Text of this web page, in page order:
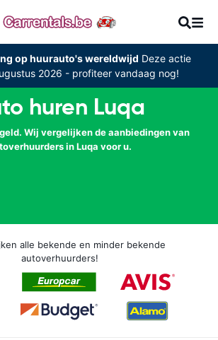
op huurauto's wereldwijd Deze actie
2026 - profiteer vandaag nog!
huren Luqa
Wij vergelijken de aanbiedingen van
in Luqa voor u.
alle bekende en minder bekende
autoverhuurders!